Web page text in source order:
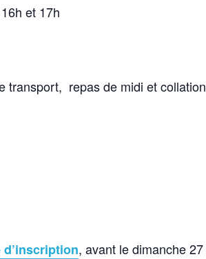
et 17h
transport, repas de midi et
, avant le dimanche